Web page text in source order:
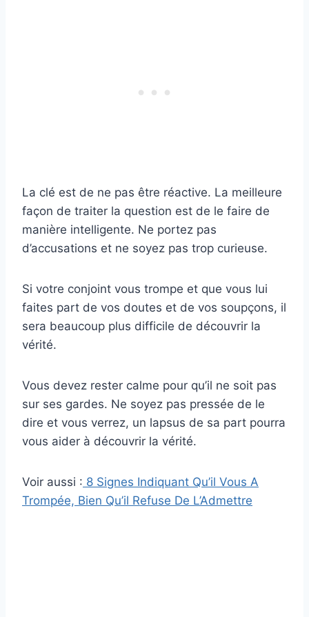
La clé est de ne pas être réactive. La meilleure
façon de traiter la question est de le faire de
manière intelligente. Ne portez pas
d’accusations et ne soyez pas trop curieuse.
Si votre conjoint vous trompe et que vous lui
faites part de vos doutes et de vos soupçons, il
sera beaucoup plus difficile de découvrir la
vérité.
Vous devez rester calme pour qu’il ne soit pas
sur ses gardes. Ne soyez pas pressée de le
dire et vous verrez, un lapsus de sa part pourra
vous aider à découvrir la vérité.
Voir aussi : 8 Signes Indiquant Qu’il Vous A
Trompée, Bien Qu’il Refuse De L’Admettre